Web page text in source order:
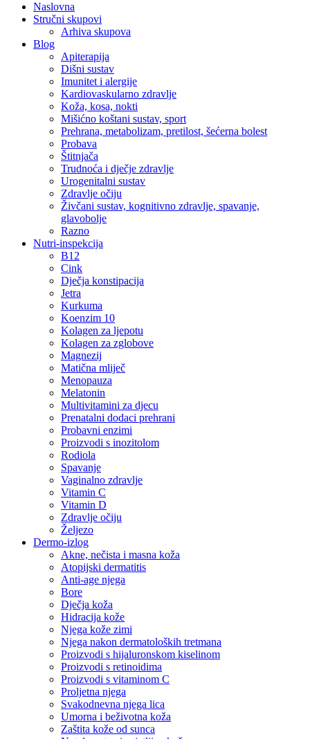
contentNaslovna
Stručni skupovi
Arhiva skupova
Blog
Apiterapija
Dišni sustav
Imunitet i alergije
Kardiovaskularno zdravlje
Koža, kosa, nokti
Mišićno koštani sustav, sport
Prehrana, metabolizam, pretilost, šećerna bolest
Probava
Štitnjača
Trudnoća i dječje zdravlje
Urogenitalni sustav
Zdravlje očiju
Živčani sustav, kognitivno zdravlje, spavanje,
glavobolje
Razno
Nutri-inspekcija
B12
Cink
Dječja konstipacija
Jetra
Kurkuma
Koenzim 10
Kolagen za ljepotu
Kolagen za zglobove
Magnezij
Matična mliječ
Menopauza
Melatonin
Multivitamini za djecu
Prenatalni dodaci prehrani
Probavni enzimi
Proizvodi s inozitolom
Rodiola
Spavanje
Vaginalno zdravlje
Vitamin C
Vitamin D
Zdravlje očiju
Željezo
Dermo-izlog
Akne, nečista i masna koža
Atopijski dermatitis
Anti-age njega
Bore
Dječja koža
Hidracija kože
Njega kože zimi
Njega nakon dermatoloških tretmana
Proizvodi s hijaluronskom kiselinom
Proizvodi s retinoidima
Proizvodi s vitaminom C
Proljetna njega
Svakodnevna njega lica
Umorna i beživotna koža
Zaštita kože od sunca